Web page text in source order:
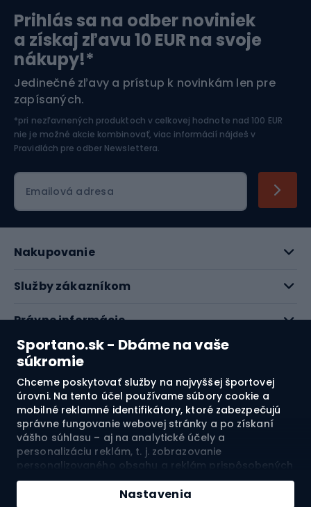
Sportano.sk - Dbáme na vaše
súkromie
Chceme poskytovať služby na najvyššej športovej
úrovni. Na tento účel používame súbory cookie a
mobilné reklamné identifikátory, ktoré zabezpečujú
správne fungovanie webovej stránky a po získaní
vášho súhlasu – aj na analytické účely a
personalizáciu reklám, t. j. zobrazovanie
personalizovaného obsahu a reklám prispôsobených
vašim záujmom a meranie ich účinnosti. Súbory
cookie a mobilné reklamné identifikátory môžu byť
Nastavenia
Orientačný beh
Lyžovanie
Športová elektronika
Jazdectvo
Prihlás sa na odber noviniek
a získaj zľavu 10 EUR na svoje
nákupy!*
Jedinečné zľavy a prístup k novinkám len pre
zapísaných.
*pri nezľavnených produktoch v celkovej hodnote nad 100 EUR
nie je možné akcie kombinovať, viac informácií nájdeš v
Pravidlách pre odber Newslettera.
Emailová adresa
Nakupovanie
Služby zákazníkom
Právne informácie
O nás
Pozrite si naše recenzie
4.7